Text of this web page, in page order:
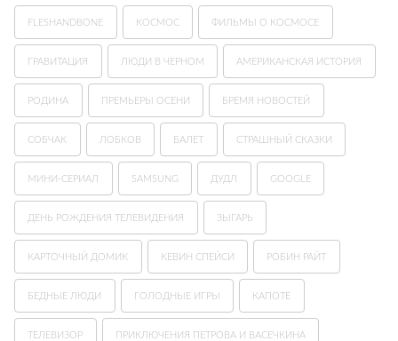
FLESHANDBONE КОСМОС ФИЛЬМЫ О КОСМОСЕ
ГРАВИТАЦИЯ ЛЮДИ В ЧЕРНОМ АМЕРИКАНСКАЯ ИСТОРИЯ
РОДИНА ПРЕМЬЕРЫ ОСЕНИ БРЕМЯ НОВОСТЕЙ
СОБЧАК ЛОБКОВ БАЛЕТ СТРАШНЫЙ СКАЗКИ
МИНИ-СЕРИАЛ SAMSUNG ДУДЛ GOOGLE
ДЕНЬ РОЖДЕНИЯ ТЕЛЕВИДЕНИЯ ЗЫГАРЬ
КАРТОЧНЫЙ ДОМИК КЕВИН СПЕЙСИ РОБИН РАЙТ
БЕДНЫЕ ЛЮДИ ГОЛОДНЫЕ ИГРЫ КАПОТЕ
ТЕЛЕВИЗОР ПРИКЛЮЧЕНИЯ ПЕТРОВА И ВАСЕЧКИНА